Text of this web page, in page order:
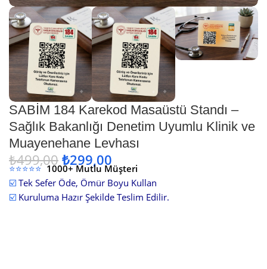
SABİM 184 Karekod Masaüstü Standı –
Sağlık Bakanlığı Denetim Uyumlu Klinik ve
Muayenehane Levhası
₺499,00 ₺299,00
⭐⭐⭐⭐⭐ 1000+ Mutlu Müşteri
☑️ Tek Sefer Öde, Ömür Boyu Kullan
☑️ Kuruluma Hazır Şekilde Teslim Edilir.